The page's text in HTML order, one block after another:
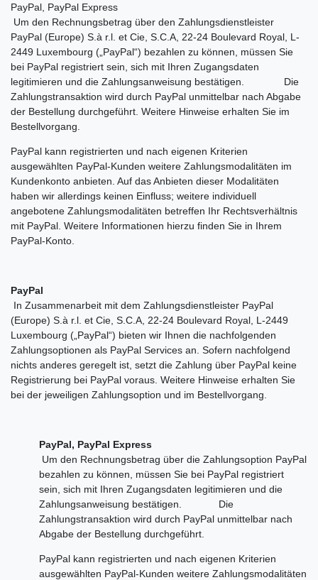
PayPal, PayPal Express
Um den Rechnungsbetrag über den Zahlungsdienstleister
PayPal (Europe) S.à r.l. et Cie, S.C.A, 22-24 Boulevard Royal, L-
2449 Luxembourg („PayPal“) bezahlen zu können, müssen Sie
bei PayPal registriert sein, sich mit Ihren Zugangsdaten
legitimieren und die Zahlungsanweisung bestätigen. Die
Zahlungstransaktion wird durch PayPal unmittelbar nach Abgabe
der Bestellung durchgeführt. Weitere Hinweise erhalten Sie im
Bestellvorgang.
PayPal kann registrierten und nach eigenen Kriterien
ausgewählten PayPal-Kunden weitere Zahlungsmodalitäten im
Kundenkonto anbieten. Auf das Anbieten dieser Modalitäten
haben wir allerdings keinen Einfluss; weitere individuell
angebotene Zahlungsmodalitäten betreffen Ihr Rechtsverhältnis
mit PayPal. Weitere Informationen hierzu finden Sie in Ihrem
PayPal-Konto.
PayPal
In Zusammenarbeit mit dem Zahlungsdienstleister PayPal
(Europe) S.à r.l. et Cie, S.C.A, 22-24 Boulevard Royal, L-2449
Luxembourg („PayPal“) bieten wir Ihnen die nachfolgenden
Zahlungsoptionen als PayPal Services an. Sofern nachfolgend
nichts anderes geregelt ist, setzt die Zahlung über PayPal keine
Registrierung bei PayPal voraus. Weitere Hinweise erhalten Sie
bei der jeweiligen Zahlungsoption und im Bestellvorgang.
PayPal, PayPal Express
Um den Rechnungsbetrag über die Zahlungsoption PayPal
bezahlen zu können, müssen Sie bei PayPal registriert
sein, sich mit Ihren Zugangsdaten legitimieren und die
Zahlungsanweisung bestätigen. Die
Zahlungstransaktion wird durch PayPal unmittelbar nach
Abgabe der Bestellung durchgeführt.
PayPal kann registrierten und nach eigenen Kriterien
ausgewählten PayPal-Kunden weitere Zahlungsmodalitäten